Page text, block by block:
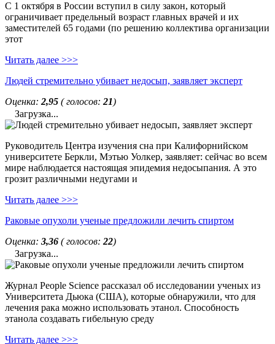
С 1 октября в России вступил в силу закон, который
ограничивает предельный возраст главных врачей и их
заместителей 65 годами (по решению коллектива организации
этот
Читать далее >>>
Людей стремительно убивает недосып, заявляет эксперт
Оценка: 2,95 ( голосов: 21)
Загрузка...
Руководитель Центра изучения сна при Калифорнийском
университете Беркли, Мэтью Уолкер, заявляет: сейчас во всем
мире наблюдается настоящая эпидемия недосыпания. А это
грозит различными недугами и
Читать далее >>>
Раковые опухоли ученые предложили лечить спиртом
Оценка: 3,36 ( голосов: 22)
Загрузка...
Журнал People Science рассказал об исследовании ученых из
Университета Дьюка (США), которые обнаружили, что для
лечения рака можно использовать этанол. Способность
этанола создавать гибельную среду
Читать далее >>>